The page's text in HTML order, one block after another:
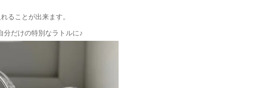
ることが出来ます。
分だけの特別なラトルに♪